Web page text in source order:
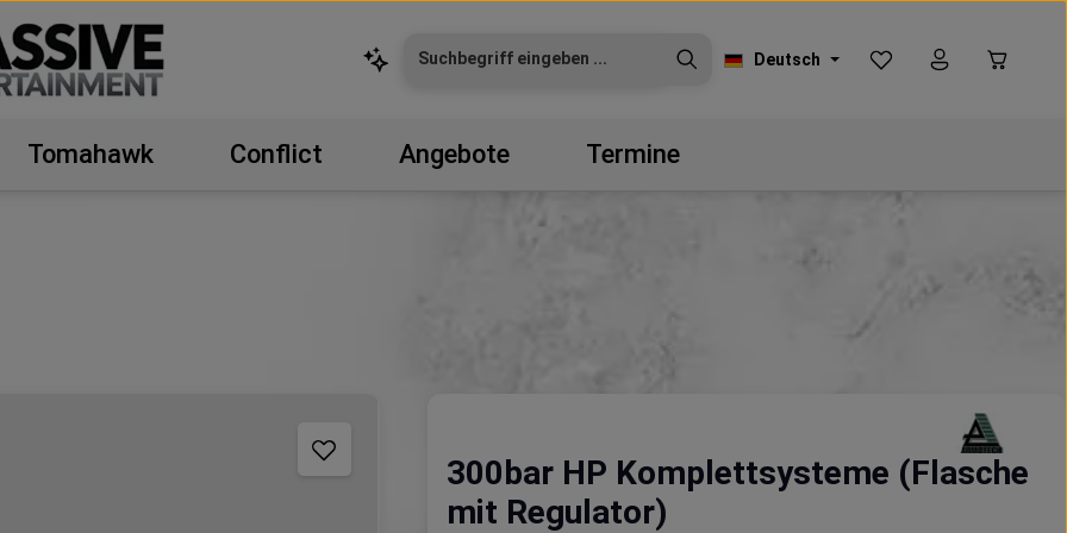
Deutsch
Du hast 0 Produkte
Tomahawk Conflict Angebote Termine
300bar HP Komplettsysteme (Flasche
mit Regulator)